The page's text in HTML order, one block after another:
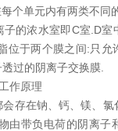
个单元内有两类不同
子的浓水室即C室.D室
位于两个膜之间:只允
过的阴离子交换膜.
工作原理
在钠、钙、镁、氯
由带负电荷的阴离子